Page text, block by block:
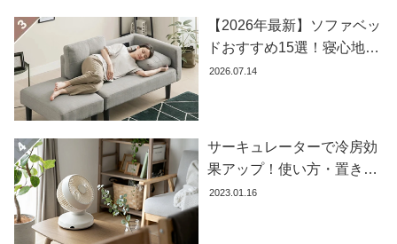
デ
ィ
か
探
す
【2026年最新】ソファベッ
ドおすすめ15選！寝心地で
失敗しない選び方
2026.07.14
サーキュレーターで冷房効
果アップ！使い方・置き場
所・風向きを徹底解説
2023.01.16